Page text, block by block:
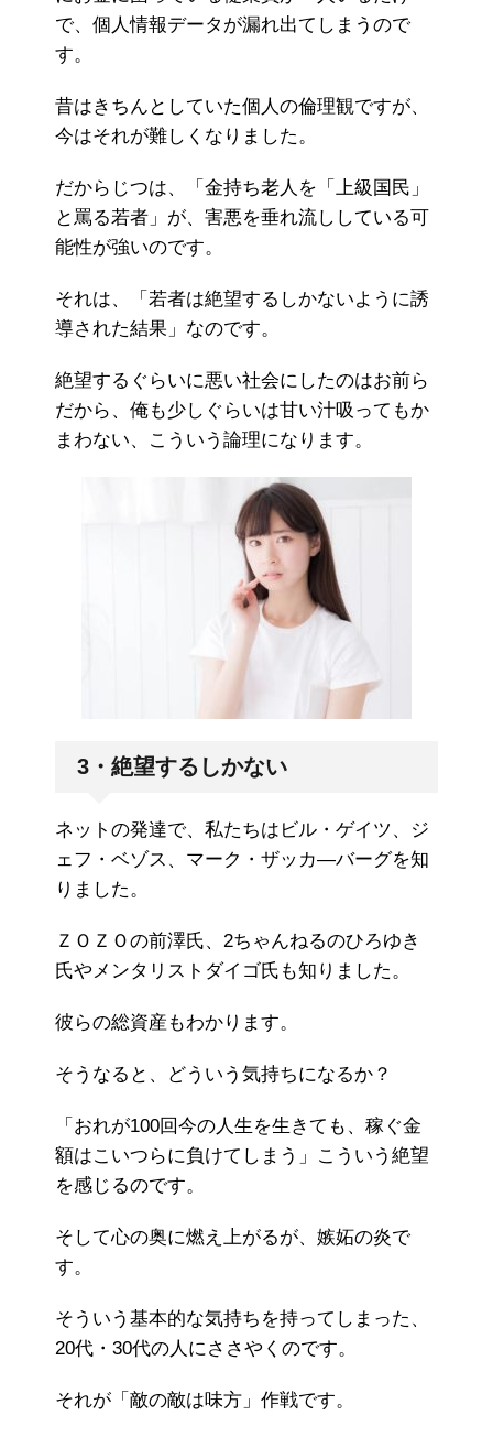
で、個人情報データが漏れ出てしまうので
す。
昔はきちんとしていた個人の倫理観ですが、
今はそれが難しくなりました。
だからじつは、「金持ち老人を「上級国民」
と罵る若者」が、害悪を垂れ流ししている可
能性が強いのです。
それは、「若者は絶望するしかないように誘
導された結果」なのです。
絶望するぐらいに悪い社会にしたのはお前ら
だから、俺も少しぐらいは甘い汁吸ってもか
まわない、こういう論理になります。
3・絶望するしかない
ネットの発達で、私たちはビル・ゲイツ、ジ
ェフ・ベゾス、マーク・ザッカ―バーグを知
りました。
ＺＯＺＯの前澤氏、2ちゃんねるのひろゆき
氏やメンタリストダイゴ氏も知りました。
彼らの総資産もわかります。
そうなると、どういう気持ちになるか？
「おれが100回今の人生を生きても、稼ぐ金
額はこいつらに負けてしまう」こういう絶望
を感じるのです。
そして心の奥に燃え上がるが、嫉妬の炎で
す。
そういう基本的な気持ちを持ってしまった、
20代・30代の人にささやくのです。
それが「敵の敵は味方」作戦です。